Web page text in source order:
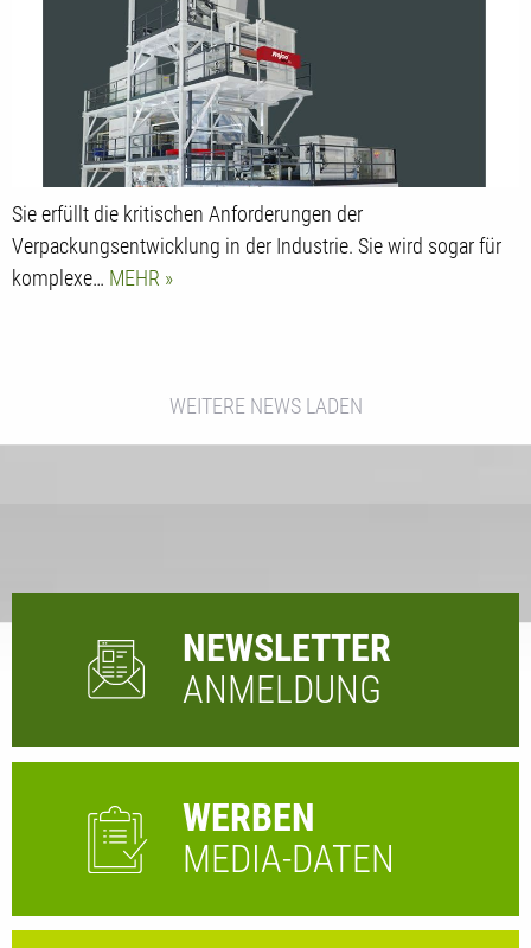
Sie erfüllt die kritischen Anforderungen der
Verpackungsentwicklung in der Industrie. Sie wird sogar für
komplexe… MEHR
WEITERE NEWS LADEN
NEWSLETTER
ANMELDUNG
WERBEN
MEDIA-DATEN